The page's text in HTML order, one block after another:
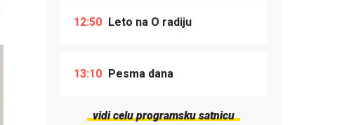
12:50 Leto na O radiju
13:10 Pesma dana
vidi celu programsku satnicu